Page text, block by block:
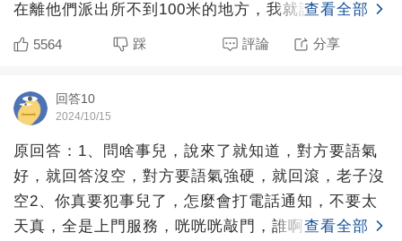
在離他們派出所不到100米的地方，我就說我就在你
們附近，他說
查看全部
5564 踩 評論 分享
回答10
2024/10/15
原回答：1、問啥事兒，說來了就知道，對方要語氣
好，就回答沒空，對方要語氣強硬，就回滾，老子沒
空2、你真要犯事兒了，怎麼會打電話通知，不要太
天真，全是上門服務，咣咣咣敲門，誰啊，物業，開
查看全部